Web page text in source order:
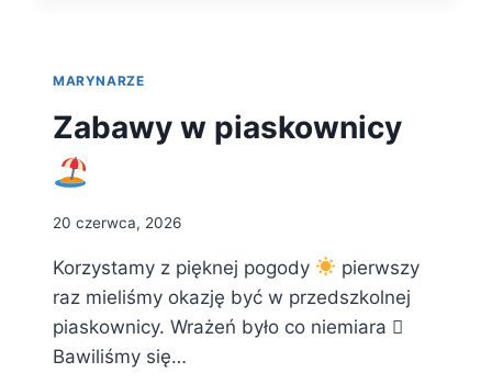
MARYNARZE
Zabawy w piaskownicy
20 czerwca, 2026
Korzystamy z pięknej pogody
pierwszy
raz mieliśmy okazję być w przedszkolnej
piaskownicy. Wrażeń było co niemiara 🪏
Bawiliśmy się…